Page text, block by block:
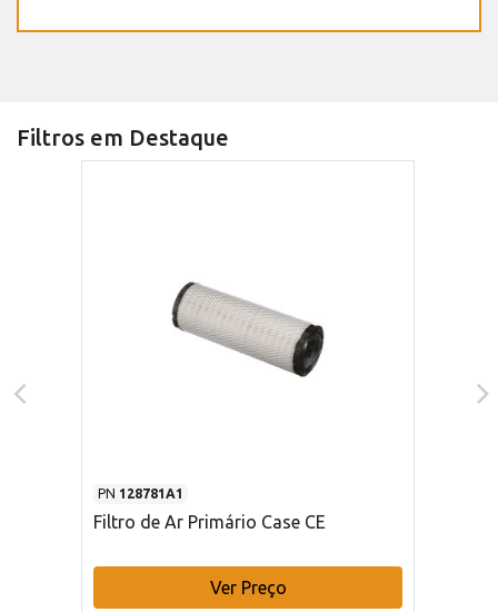
Filtros em Destaque
PN 128781A1
Filtro de Ar Primário Case CE
Ver Preço